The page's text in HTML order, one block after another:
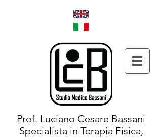
Prof. Luciano Cesare Bassani
Specialista in Terapia Fisica,